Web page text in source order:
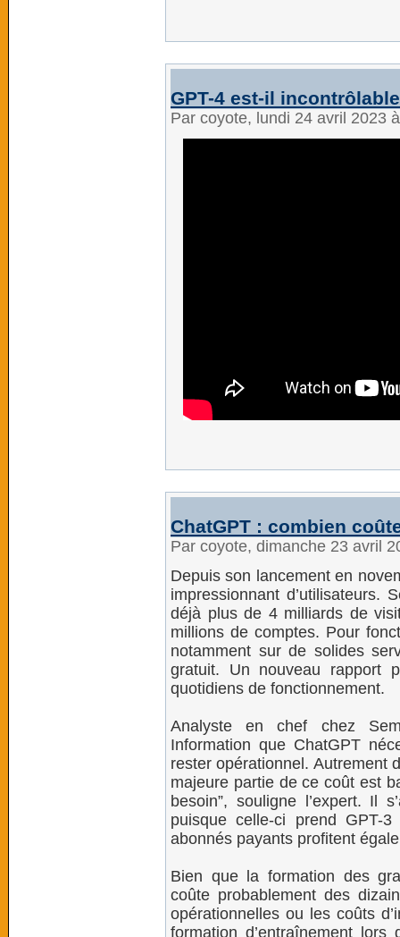
GPT-4 est-il
Par coyote, lundi 24 avril 2023
ChatGPT : combien
Par coyote, dimanche 23 avril
Depuis son lancement en
impressionnant
déjà plus de 4 milliards de
millions de comptes. Pour
notamment sur de solides
gratuit. Un nouveau rapport
quotidiens de fonctionnement.
Analyste en chef chez
Information que ChatGPT
rester opérationnel. Autrement
majeure partie de ce coût est
besoin”, souligne l’expert. Il
puisque celle-ci prend GPT-
abonnés payants profitent
Bien que la formation des
coûte probablement des
opérationnelles ou les coûts
formation d’entraînement